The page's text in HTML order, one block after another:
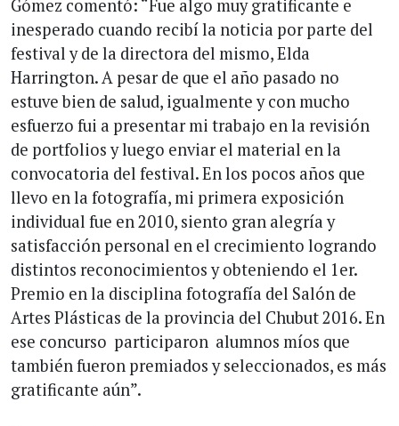
Gómez comentó: “Fue algo muy gratificante e
inesperado cuando recibí la noticia por parte del
festival y de la directora del mismo, Elda
Harrington. A pesar de que el año pasado no
estuve bien de salud, igualmente y con mucho
esfuerzo fui a presentar mi trabajo en la revisión
de portfolios y luego enviar el material en la
convocatoria del festival. En los pocos años que
llevo en la fotografía, mi primera exposición
individual fue en 2010, siento gran alegría y
satisfacción personal en el crecimiento logrando
distintos reconocimientos y obteniendo el 1er.
Premio en la disciplina fotografía del Salón de
Artes Plásticas de la provincia del Chubut 2016. En
ese concurso participaron alumnos míos que
también fueron premiados y seleccionados, es más
gratificante aún”.